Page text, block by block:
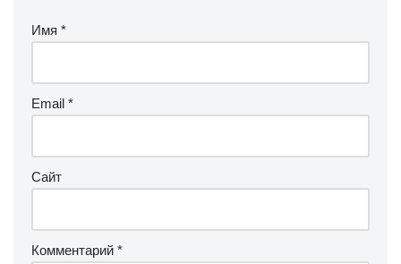
Имя *
Email *
Сайт
Комментарий *